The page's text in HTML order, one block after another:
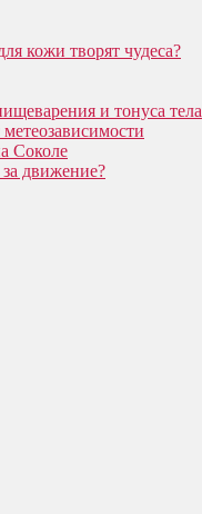
кожи творят чудеса?
и тонуса тела
Соколе
движение?